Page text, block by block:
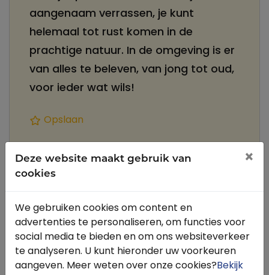
aangenaam verrassen, je kunt
helemaal tot rust komen in de
prachtige natuur. In de omgeving is er
van alles te beleven, van jong tot oud,
voor ieder wat wils!
Opslaan
Omschrijving Contact
Prachtig bos in voor- en achtertuin
Deze website maakt gebruik van
cookies
×
We gebruiken cookies om content en
advertenties te personaliseren, om functies voor
social media te bieden en om ons websiteverkeer
te analyseren. U kunt hieronder uw voorkeuren
aangeven. Meer weten over onze cookies? Bekijk